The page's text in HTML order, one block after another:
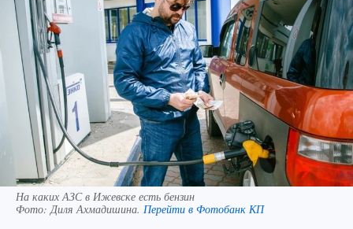
На каких АЗС в Ижевске есть бензин
Фото:Диля Ахмадишина. Перейти в Фотобанк КП